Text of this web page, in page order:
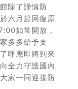
除了謹慎防
六月起回復原
如常開放，
多多給予支
呼應即將到來
全力守護國內
家一同迎接防